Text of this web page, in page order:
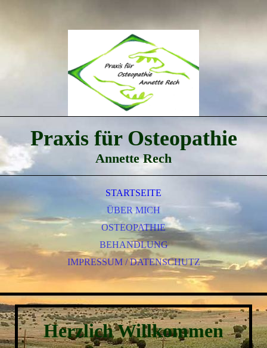
Praxis für Osteopathie
Annette Rech
STARTSEITE
ÜBER MICH
OSTEOPATHIE
BEHANDLUNG
IMPRESSUM / DATENSCHUTZ
Herzlich Willkommen